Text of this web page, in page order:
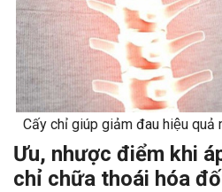
Cấy chỉ giúp giảm đau hiệu quả
Ưu, nhược điểm khi
chỉ chữa thoái hóa